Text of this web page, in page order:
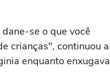
se o que você
crianças", continuou a
enquanto enxugava